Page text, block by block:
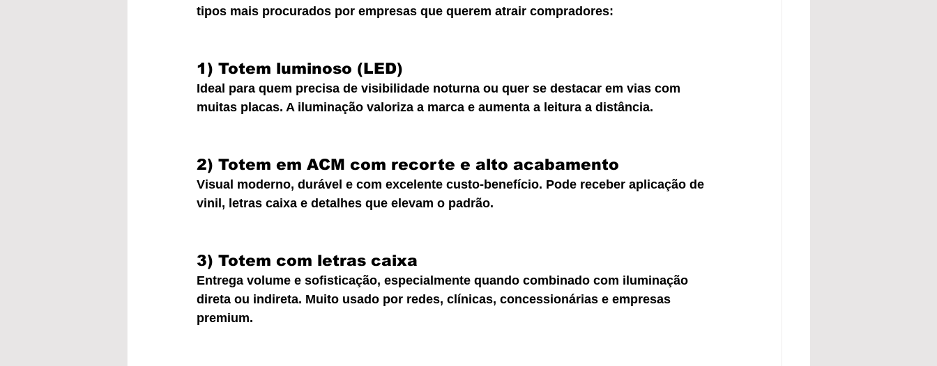
tipos mais procurados por empresas que querem atrair compradores:
1) Totem luminoso (LED)
Ideal para quem precisa de visibilidade noturna ou quer se destacar em vias com
muitas placas. A iluminação valoriza a marca e aumenta a leitura a distância.
2) Totem em ACM com recorte e alto acabamento
Visual moderno, durável e com excelente custo-benefício. Pode receber aplicação de
vinil, letras caixa e detalhes que elevam o padrão.
3) Totem com letras caixa
Entrega volume e sofisticação, especialmente quando combinado com iluminação
direta ou indireta. Muito usado por redes, clínicas, concessionárias e empresas
premium.